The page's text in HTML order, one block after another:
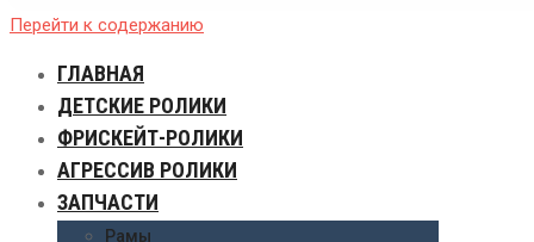
Перейти к содержанию
ГЛАВНАЯ
ДЕТСКИЕ РОЛИКИ
ФРИСКЕЙТ-РОЛИКИ
АГРЕССИВ РОЛИКИ
ЗАПЧАСТИ
Рамы